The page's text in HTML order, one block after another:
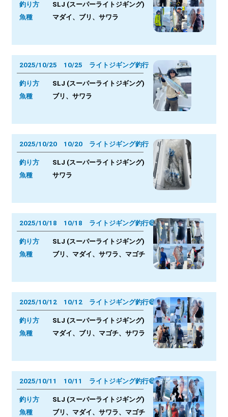
釣り方 SLJ (スーパーライトジギング)
魚種 マダイ、ブリ、サワラ
2025/10/25 10/25 ライトジギング釣行
釣り方 SLJ (スーパーライトジギング)
魚種 ブリ、サワラ
2025/10/20 10/20 ライトジギング釣行
釣り方 SLJ (スーパーライトジギング)
魚種 サワラ
2025/10/18 10/18 ライトジギング釣行😄
釣り方 SLJ (スーパーライトジギング)
魚種 ブリ、マダイ、サワラ、マゴチ
2025/10/12 10/12 ライトジギング釣行😄
釣り方 SLJ (スーパーライトジギング)
魚種 マダイ、ブリ、マゴチ、サワラ
2025/10/11 10/11 ライトジギング釣行😄
釣り方 SLJ (スーパーライトジギング)
魚種 ブリ、マダイ、サワラ、マゴチ